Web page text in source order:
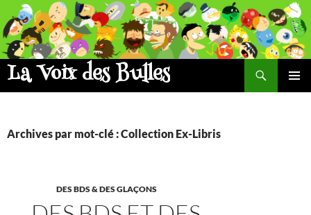
Aller
au
contenu
La Voix des Bulles
Recherche
Archives par mot-clé : Collection Ex-Libris
DES BDS & DES GLAÇONS